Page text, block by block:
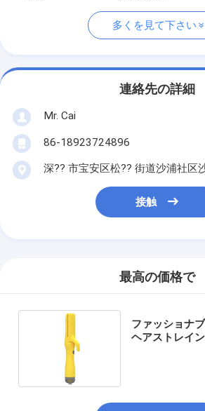
多くを見て下さい
連絡先の詳細
Mr. Cai
86-18923724896
深?? 市宝安区松?? 街道沙浦社区
接触
最高の価格で
ファッショナ
ヘアストレイ